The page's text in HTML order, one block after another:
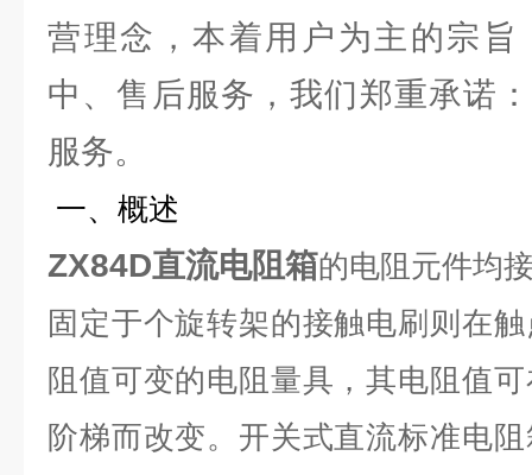
营理念，本着用户为主的宗旨
中、售后服务，我们郑重承诺
服务。
一、概述
ZX84D直流电阻箱的电阻元件均
固定于个旋转架的接触电刷则在
阻值可变的电阻量具，其电阻值
阶梯而改变。开关式直流标准电